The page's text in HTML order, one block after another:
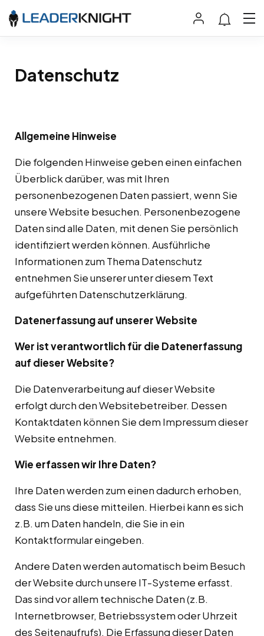
Datenschutz
Allgemeine Hinweise
Die folgenden Hinweise geben einen einfachen
Überblick darüber, was mit Ihren
personenbezogenen Daten passiert, wenn Sie
unsere Website besuchen. Personenbezogene
Daten sind alle Daten, mit denen Sie persönlich
identifiziert werden können. Ausführliche
Informationen zum Thema Datenschutz
entnehmen Sie unserer unter diesem Text
aufgeführten Datenschutzerklärung.
Datenerfassung auf unserer Website
Wer ist verantwortlich für die Datenerfassung
auf dieser Website?
Die Datenverarbeitung auf dieser Website
erfolgt durch den Websitebetreiber. Dessen
Kontaktdaten können Sie dem Impressum dieser
Website entnehmen.
Wie erfassen wir Ihre Daten?
Ihre Daten werden zum einen dadurch erhoben,
dass Sie uns diese mitteilen. Hierbei kann es sich
z.B. um Daten handeln, die Sie in ein
Kontaktformular eingeben.
Andere Daten werden automatisch beim Besuch
der Website durch unsere IT-Systeme erfasst.
Das sind vor allem technische Daten (z.B.
Internetbrowser, Betriebssystem oder Uhrzeit
des Seitenaufrufs). Die Erfassung dieser Daten